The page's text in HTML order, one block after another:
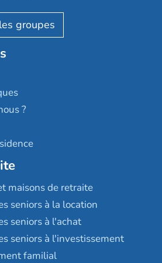
Villa Médicis
?
maisons de retraite
seniors à la location
seniors à l'achat
seniors à l'investissement
familial